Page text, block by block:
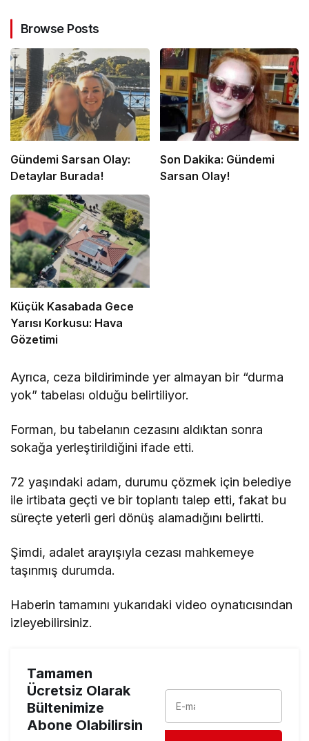
Browse Posts
Gündemi Sarsan Olay:
Detaylar Burada!
Son Dakika: Gündemi
Sarsan Olay!
Küçük Kasabada Gece
Yarısı Korkusu: Hava
Gözetimi
Ayrıca, ceza bildiriminde yer almayan bir “durma
yok” tabelası olduğu belirtiliyor.
Forman, bu tabelanın cezasını aldıktan sonra
sokağa yerleştirildiğini ifade etti.
72 yaşındaki adam, durumu çözmek için belediye
ile irtibata geçti ve bir toplantı talep etti, fakat bu
süreçte yeterli geri dönüş alamadığını belirtti.
Şimdi, adalet arayışıyla cezası mahkemeye
taşınmış durumda.
Haberin tamamını yukarıdaki video oynatıcısından
izleyebilirsiniz.
Tamamen
Ücretsiz Olarak
Bültenimize
Abone Olabilirsin